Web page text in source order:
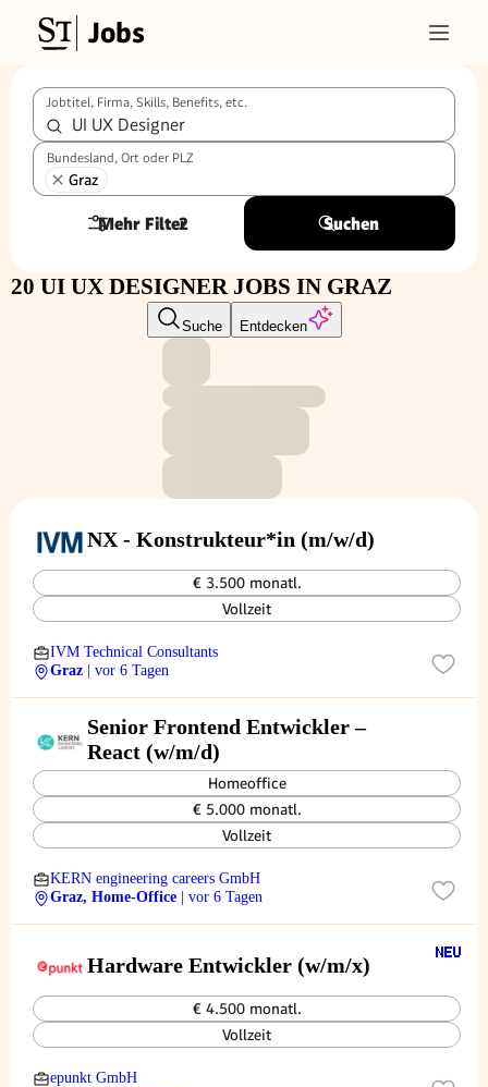
Jobs
Jobtitel, Firma, Skills, Benefits, etc.
Bundesland, Ort oder PLZ
Graz
Mehr Filter
2 Suchen
20 UI UX DESIGNER JOBS IN GRAZ
Suche Entdecken
NX - Konstrukteur*in (m/w/d)
€ 3.500 monatl.
Vollzeit
IVM Technical Consultants
Graz
| vor 6 Tagen
Senior Frontend Entwickler –
React (w/m/d)
Homeoffice
€ 5.000 monatl.
Vollzeit
KERN engineering careers GmbH
Graz, Home-Office
| vor 6 Tagen
Hardware Entwickler (w/m/x)
€ 4.500 monatl.
Vollzeit
epunkt GmbH